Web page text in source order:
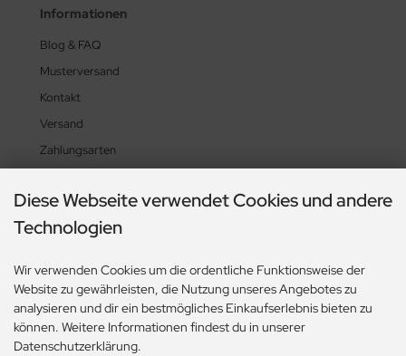
Informationen
Blog & FAQ
Musterversand
Kontakt
Versand
Zahlungsarten
Zahlungsmethoden
Social Media
Diese Webseite verwendet Cookies und andere
Technologien
Wir verwenden Cookies um die ordentliche Funktionsweise der
Website zu gewährleisten, die Nutzung unseres Angebotes zu
analysieren und dir ein bestmögliches Einkaufserlebnis bieten zu
können. Weitere Informationen findest du in unserer
Datenschutzerklärung.